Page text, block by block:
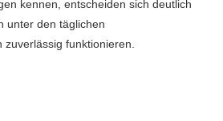
kennen, entscheiden sich deutlich
unter den täglichen
zuverlässig funktionieren.